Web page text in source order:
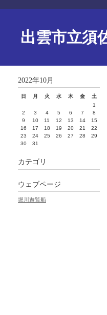
出雲市立須
2022年10月
日 月 火 水 木 金
土
1
2
3 4 5 6 7
8
9
10 11 12 13 14
15
16
17 18 19 20 21
22
23
24 25 26 27 28
29
30
31
カテゴリ
ウェブページ
堀川遊覧船